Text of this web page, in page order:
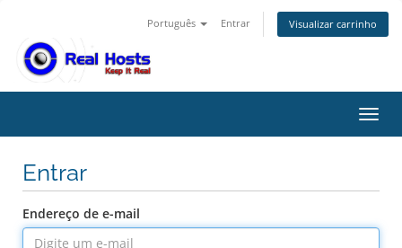
Português Entrar Visualizar carrinho
Entrar
Endereço de e-mail